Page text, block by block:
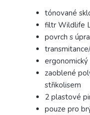
tónované
filtr Wildlife
povrch s
ergonomický
zaoblené
střikolisem
2 plastové
pouze pro